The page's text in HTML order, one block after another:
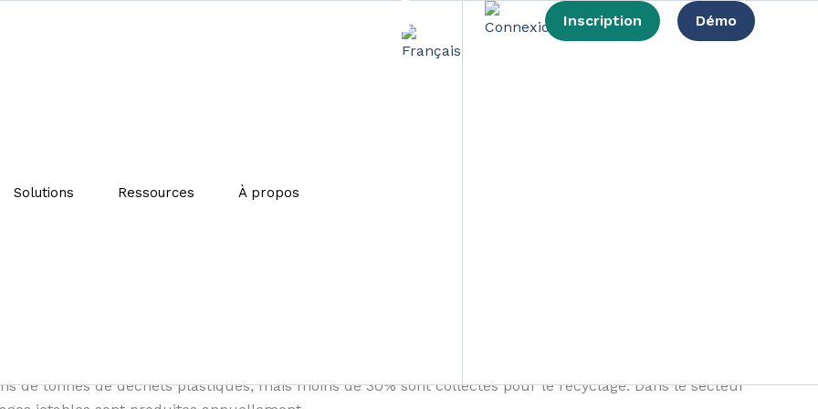
Solutions Ressources À propos
Inscription Démo
de tonnes de déchets plastiques, mais moins de 30% sont collectés pour le recyclage. Dans le secteur